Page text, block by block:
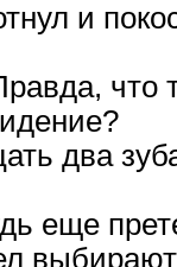
и
два
еще